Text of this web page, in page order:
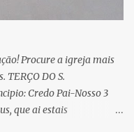
de Cristo. Amém.
Procure a igreja mais
TERÇO DO S.
Credo Pai-Nosso 3
que ai estais